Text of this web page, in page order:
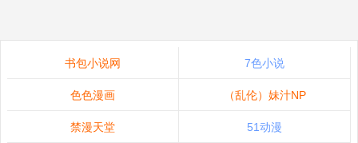
书包小说网 7色小说
色色漫画 （乱伦）妹汁NP
禁漫天堂 51动漫